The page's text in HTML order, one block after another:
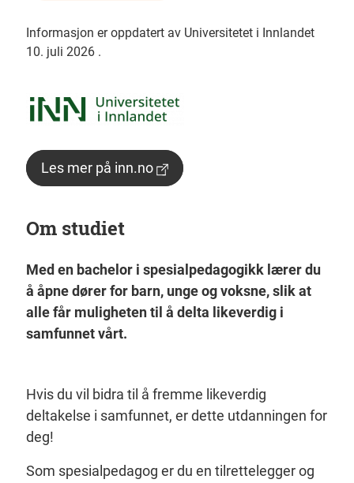
Informasjon er oppdatert av Universitetet i Innlandet
10. juli 2026 .
Les mer på inn.no
Om studiet
Med en bachelor i spesialpedagogikk lærer du
å åpne dører for barn, unge og voksne, slik at
alle får muligheten til å delta likeverdig i
samfunnet vårt.
Hvis du vil bidra til å fremme likeverdig
deltakelse i samfunnet, er dette utdanningen for
deg!
Som spesialpedagog er du en tilrettelegger og